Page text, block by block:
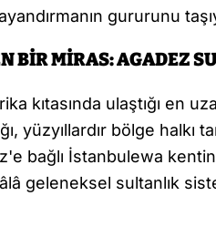
gururunu
BİR MİRAS: AGADEZ
kıtasında ulaştığı en
yüzyıllardır bölge halkı
bağlı İstanbulewa
geleneksel sultanlık